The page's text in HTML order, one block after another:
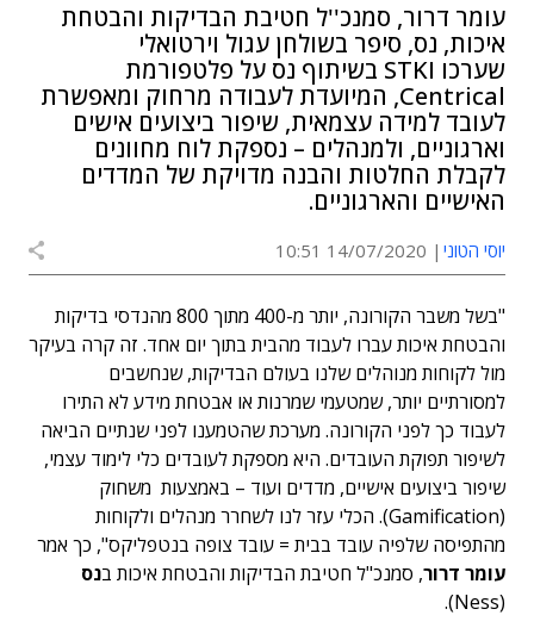
עומר דרור, סמנכ''ל חטיבת הבדיקות והבטחת
איכות, נס, סיפר בשולחן עגול וירטואלי
שערכו STKI בשיתוף נס על פלטפורמת
Centrical, המיועדת לעבודה מרחוק ומאפשרת
לעובד למידה עצמאית, שיפור ביצועים אישים
וארגוניים, ולמנהלים – נספקת לוח מחוונים
לקבלת החלטות והבנה מדויקת של המדדים
האישיים והארגוניים.
יוסי הטוני 14/07/2020 10:51
"בשל משבר הקורונה, יותר מ-400 מתוך 800 מהנדסי בדיקות
והבטחת איכות עברו לעבוד מהבית בתוך יום אחד. זה קרה בעיקר
מול לקוחות מנוהלים שלנו בעולם הבדיקות, שנחשבים
למסורתיים יותר, שמטעמי שמרנות או אבטחת מידע לא התירו
לעבוד כך לפני הקורונה. מערכת שהטמענו לפני שנתיים הביאה
לשיפור תפוקת העובדים. היא מספקת לעובדים כלי לימוד עצמי,
שיפור ביצועים אישיים, מדדים ועוד – באמצעות משחוק
(Gamification). הכלי עזר לנו לשחרר מנהלים ולקוחות
מהתפיסה שלפיה עובד בבית = עובד צופה בנטפליקס", כך אמר
עומר דרור, סמנכ"ל חטיבת הבדיקות והבטחת איכות בנס
(Ness).